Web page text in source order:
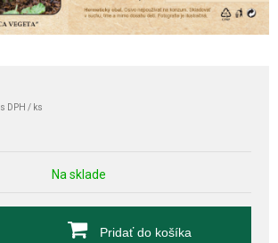
s DPH / ks
Na sklade
Pridať do košíka